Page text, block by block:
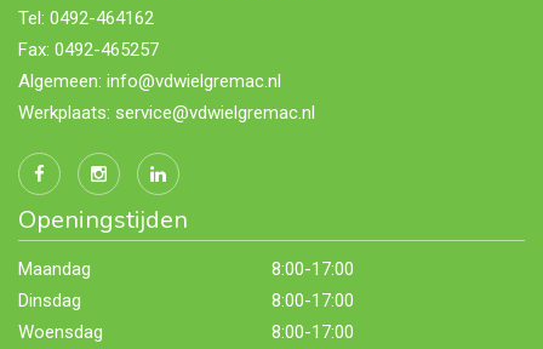
Tel: 0492-464162
Fax: 0492-465257
Algemeen: info@vdwielgremac.nl
Werkplaats: service@vdwielgremac.nl
Openingstijden
Maandag
8:00-17:00
Dinsdag
8:00-17:00
Woensdag
8:00-17:00